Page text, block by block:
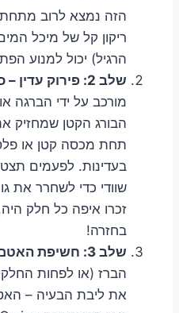
הזה נמצא לרוב מתחת
ריקון קל של מיכל
הרגיל) יכול למנוע
שלב 2: פירוק עדין – כמו מנתח:
מורכב על ידי הברגה
הבורג הקטן שמחזיק
תחת מכסה קטן או
בעדינות. לפעמים
שוודי כדי לשחרר את
זכרו איפה כל חלק
בחזרה!
שלב 3: חשיפת האטם המעייף:
הברז (או לפחות
את ליבת הבעיה –